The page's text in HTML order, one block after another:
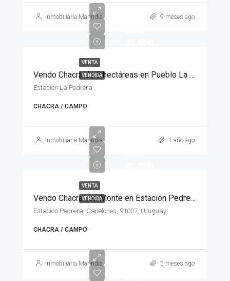
Inmobiliaria Marindia 9 meses ago
VENTA
VENDIDA Vendo Chacra de 6 hectáreas en Pueblo La Pedrera.
Estacion La Pedrera
CHACRA / CAMPO
Inmobiliaria Marindia 1 año ago
VENTA
VENDIDA Vendo Chacra con Monte en Estación Pedrera
Estación Pedrera, Canelones, 91007, Uruguay
CHACRA / CAMPO
Inmobiliaria Marindia 5 meses ago